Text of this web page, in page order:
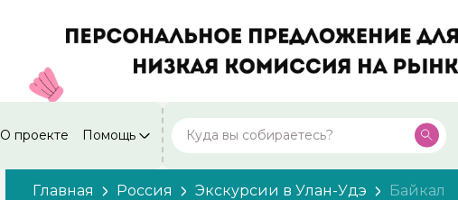
О проекте Помощь
Москва
Россия
Посмотреть все города
Главная Россия Экскурсии в Улан-Удэ Байкал